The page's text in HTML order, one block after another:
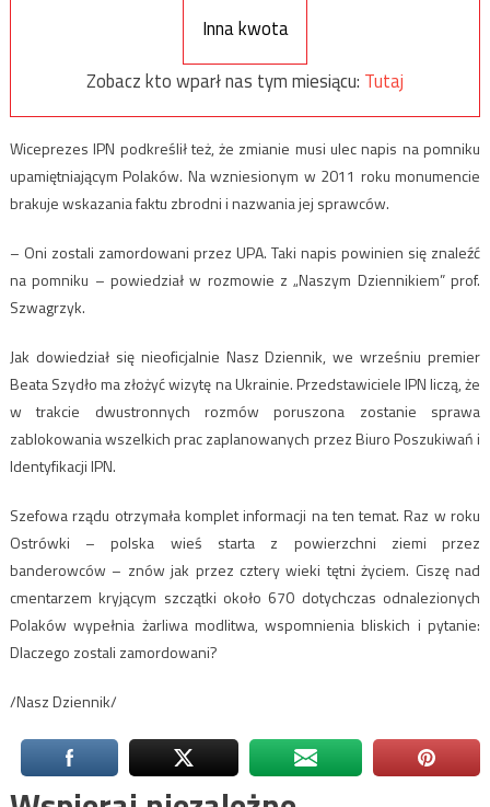
Inna kwota
Zobacz kto wparł nas tym miesiącu: Tutaj
Wiceprezes IPN podkreślił też, że zmianie musi ulec napis na pomniku
upamiętniającym Polaków. Na wzniesionym w 2011 roku monumencie
brakuje wskazania faktu zbrodni i nazwania jej sprawców.
– Oni zostali zamordowani przez UPA. Taki napis powinien się znaleźć
na pomniku – powiedział w rozmowie z „Naszym Dziennikiem” prof.
Szwagrzyk.
Jak dowiedział się nieoficjalnie Nasz Dziennik, we wrześniu premier
Beata Szydło ma złożyć wizytę na Ukrainie. Przedstawiciele IPN liczą, że
w trakcie dwustronnych rozmów poruszona zostanie sprawa
zablokowania wszelkich prac zaplanowanych przez Biuro Poszukiwań i
Identyfikacji IPN.
Szefowa rządu otrzymała komplet informacji na ten temat. Raz w roku
Ostrówki – polska wieś starta z powierzchni ziemi przez
banderowców – znów jak przez cztery wieki tętni życiem. Ciszę nad
cmentarzem kryjącym szczątki około 670 dotychczas odnalezionych
Polaków wypełnia żarliwa modlitwa, wspomnienia bliskich i pytanie:
Dlaczego zostali zamordowani?
/Nasz Dziennik/